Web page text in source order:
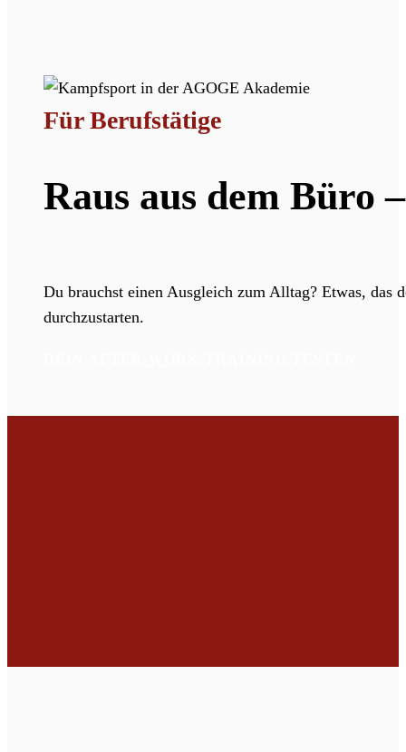
Für Berufstätige
Raus aus dem Büro
Du brauchst einen Ausgleich zum Alltag? Etwas,
durchzustarten.